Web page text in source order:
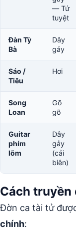
— Tứ
tuyệt
Đàn Tỳ
Bà
Dây
gảy
Sáo /
Tiêu
Hơi
Song
Loan
Gõ
gỗ
Guitar
phím
lõm
Dây
gảy
(cải
biên)
Cách truyền
Đờn ca tài tử
chính: